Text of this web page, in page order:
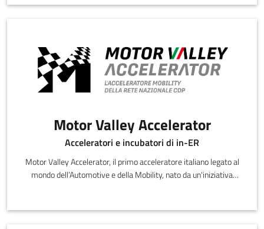
Motor Valley Accelerator
Acceleratori e incubatori di in-ER
Motor Valley Accelerator, il primo acceleratore italiano legato al
mondo dell’Automotive e della Mobility, nato da un'iniziativa